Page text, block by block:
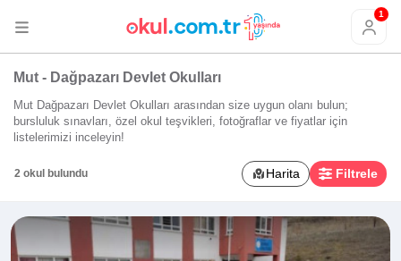
1
Mut - Dağpazarı Devlet Okulları
Mut Dağpazarı Devlet Okulları arasından size uygun olanı bulun;
bursluluk sınavları, özel okul teşvikleri, fotoğraflar ve fiyatlar için
listelerimizi inceleyin!
2 okul bulundu Harita Filtrele